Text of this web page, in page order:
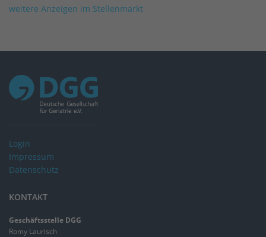
weitere Anzeigen im Stellenmarkt
Login
Impressum
Datenschutz
KONTAKT
Geschäftsstelle DGG
Romy Laurisch